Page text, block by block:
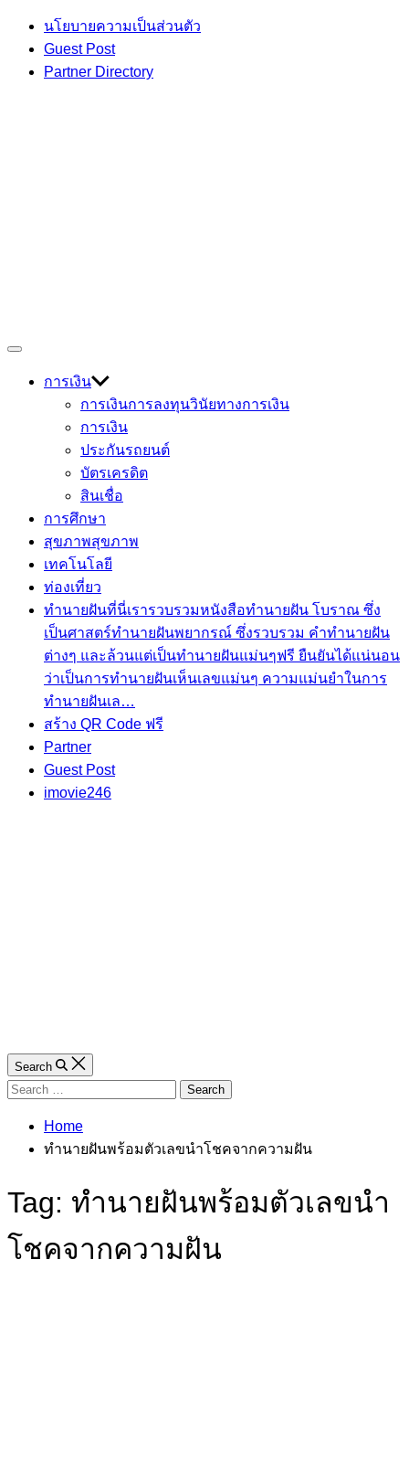
Skip
content
นโยบายความเป็นส่วนตัว
Guest Post
Partner Directory
Devmage
เกร็ดความรู้ เรื่องราวที่น่าสนใจ
Off
การเงิน
การเงินการลงทุนวินัยทางการเงิน
การเงิน
ประกันรถยนต์
บัตรเครดิต
สินเชื่อ
การศึกษา
สุขภาพสุขภาพ
เทคโนโลยี
ท่องเที่ยว
ทำนายฝันที่นี่เรารวบรวมหนังสือทำนายฝัน โบราณ ซึ่ง
เป็นศาสตร์ทำนายฝันพยากรณ์ ซึ่งรวบรวม คำทํานายฝัน
ต่างๆ และล้วนแต่เป็นทํานายฝันแม่นๆฟรี ยืนยันได้แน่นอน
ว่าเป็นการทำนายฝันเห็นเลขแม่นๆ ความแม่นยำในการ
ทํานายฝันเล…
สร้าง QR Code ฟรี
Partner
Guest Post
imovie246
Search
Search
Home
ทำนายฝันพร้อมตัวเลขนำโชคจากความฝัน
Tag: ทำนายฝันพร้อมตัวเลขนำ
โชคจากความฝัน